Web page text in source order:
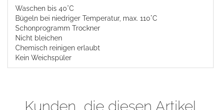
Waschen bis 40°C
Bügeln bei niedriger Temperatur, max. 110°C
Schonprogramm Trockner
Nicht bleichen
Chemisch reinigen erlaubt
Kein Weichspüler
Kunden, die diesen Artikel